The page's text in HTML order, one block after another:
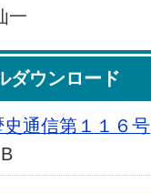
一
ダウンロード
史通信第１１６号